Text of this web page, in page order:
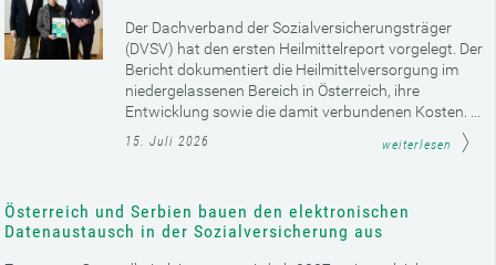
Der Dachverband der Sozialversicherungsträger
(DVSV) hat den ersten Heilmittelreport vorgelegt. Der
Bericht dokumentiert die Heilmittelversorgung im
niedergelassenen Bereich in Österreich, ihre
Entwicklung sowie die damit verbundenen Kosten. ...
15. Juli 2026 weiterlesen
Österreich und Serbien bauen den elektronischen
Datenaustausch in der Sozialversicherung aus